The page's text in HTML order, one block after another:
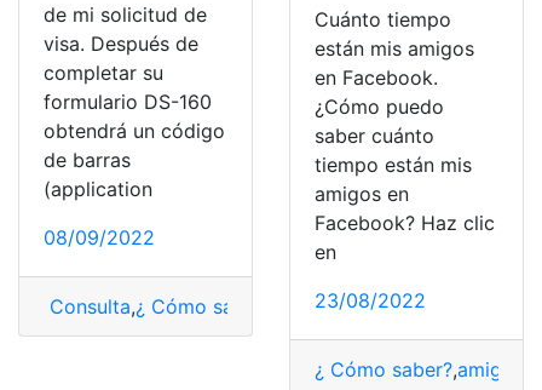
de mi solicitud de
visa. Después de
completar su
formulario DS-160
obtendrá un código
de barras
(application
08/09/2022
Consulta,¿ Cómo saber? estado,solicitud,
Cuánto tiempo
están mis amigos
en Facebook.
¿Cómo puedo
saber cuánto
tiempo están mis
amigos en
Facebook? Haz clic
en
23/08/2022
¿ Cómo saber?,amigos